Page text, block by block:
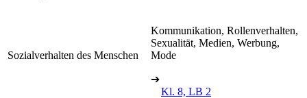
Sozialverhalten des Menschen
Kommunikation, Rollenverhalten,
Sexualität, Medien, Werbung,
Mode
➔
Kl. 8, LB 2